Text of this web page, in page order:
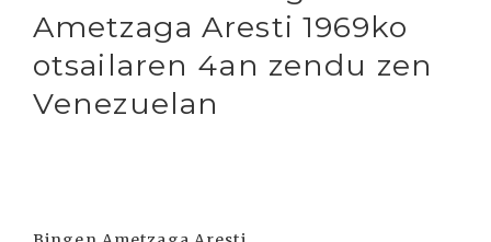
Ametzaga Aresti 1969ko
otsailaren 4an zendu zen
Venezuelan